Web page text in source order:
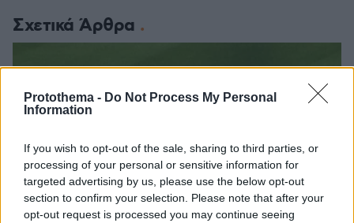
Protothema - Do Not Process My Personal
Information
If you wish to opt-out of the sale, sharing to third parties, or
processing of your personal or sensitive information for
targeted advertising by us, please use the below opt-out
section to confirm your selection. Please note that after your
opt-out request is processed you may continue seeing
Σχετικά Άρθρα